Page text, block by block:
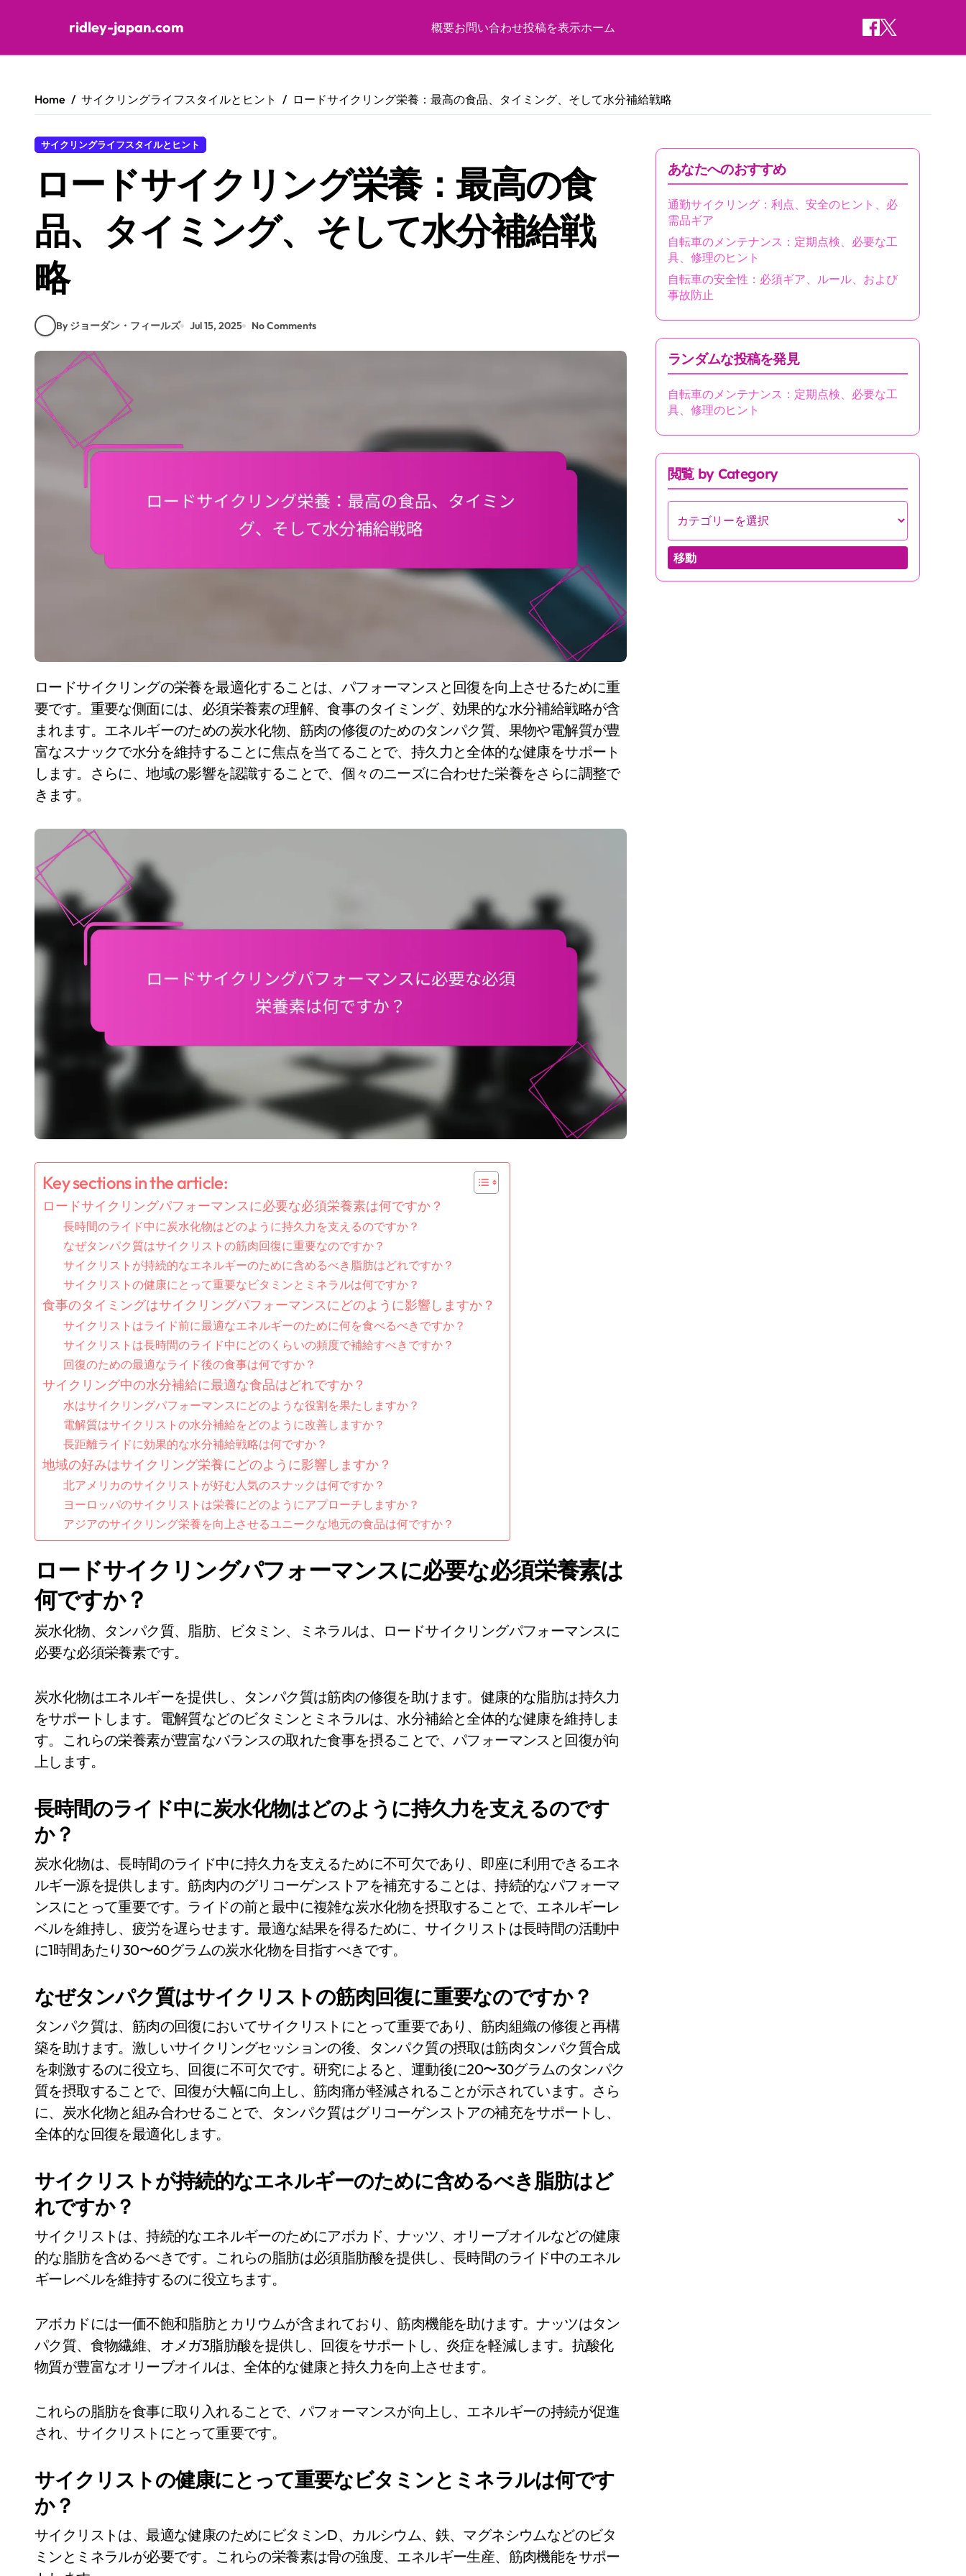
ridley-japan.com 概要お問い合わせ投稿を表示ホーム
Home サイクリングライフスタイルとヒント ロードサイクリング栄養：最高の食品、タイミング、そして水分補給戦略
サイクリングライフスタイルとヒント
ロードサイクリング栄養：最高の食
品、タイミング、そして水分補給戦
略
By ジョーダン・フィールズ Jul 15, 2025 No Comments
ロードサイクリングの栄養を最適化することは、パフォーマンスと回復を向上させるために重
要です。重要な側面には、必須栄養素の理解、食事のタイミング、効果的な水分補給戦略が含
まれます。エネルギーのための炭水化物、筋肉の修復のためのタンパク質、果物や電解質が豊
富なスナックで水分を維持することに焦点を当てることで、持久力と全体的な健康をサポート
します。さらに、地域の影響を認識することで、個々のニーズに合わせた栄養をさらに調整で
きます。
Key sections in the article:
ロードサイクリングパフォーマンスに必要な必須栄養素は何ですか？
長時間のライド中に炭水化物はどのように持久力を支えるのですか？
なぜタンパク質はサイクリストの筋肉回復に重要なのですか？
サイクリストが持続的なエネルギーのために含めるべき脂肪はどれですか？
サイクリストの健康にとって重要なビタミンとミネラルは何ですか？
食事のタイミングはサイクリングパフォーマンスにどのように影響しますか？
サイクリストはライド前に最適なエネルギーのために何を食べるべきですか？
サイクリストは長時間のライド中にどのくらいの頻度で補給すべきですか？
回復のための最適なライド後の食事は何ですか？
サイクリング中の水分補給に最適な食品はどれですか？
水はサイクリングパフォーマンスにどのような役割を果たしますか？
電解質はサイクリストの水分補給をどのように改善しますか？
長距離ライドに効果的な水分補給戦略は何ですか？
地域の好みはサイクリング栄養にどのように影響しますか？
北アメリカのサイクリストが好む人気のスナックは何ですか？
ヨーロッパのサイクリストは栄養にどのようにアプローチしますか？
アジアのサイクリング栄養を向上させるユニークな地元の食品は何ですか？
ロードサイクリングパフォーマンスに必要な必須栄養素は
何ですか？
炭水化物、タンパク質、脂肪、ビタミン、ミネラルは、ロードサイクリングパフォーマンスに
必要な必須栄養素です。
炭水化物はエネルギーを提供し、タンパク質は筋肉の修復を助けます。健康的な脂肪は持久力
をサポートします。電解質などのビタミンとミネラルは、水分補給と全体的な健康を維持しま
す。これらの栄養素が豊富なバランスの取れた食事を摂ることで、パフォーマンスと回復が向
上します。
長時間のライド中に炭水化物はどのように持久力を支えるのです
か？
炭水化物は、長時間のライド中に持久力を支えるために不可欠であり、即座に利用できるエネ
ルギー源を提供します。筋肉内のグリコーゲンストアを補充することは、持続的なパフォーマ
ンスにとって重要です。ライドの前と最中に複雑な炭水化物を摂取することで、エネルギーレ
ベルを維持し、疲労を遅らせます。最適な結果を得るために、サイクリストは長時間の活動中
に1時間あたり30〜60グラムの炭水化物を目指すべきです。
なぜタンパク質はサイクリストの筋肉回復に重要なのですか？
タンパク質は、筋肉の回復においてサイクリストにとって重要であり、筋肉組織の修復と再構
築を助けます。激しいサイクリングセッションの後、タンパク質の摂取は筋肉タンパク質合成
を刺激するのに役立ち、回復に不可欠です。研究によると、運動後に20〜30グラムのタンパク
質を摂取することで、回復が大幅に向上し、筋肉痛が軽減されることが示されています。さら
に、炭水化物と組み合わせることで、タンパク質はグリコーゲンストアの補充をサポートし、
全体的な回復を最適化します。
サイクリストが持続的なエネルギーのために含めるべき脂肪はど
れですか？
サイクリストは、持続的なエネルギーのためにアボカド、ナッツ、オリーブオイルなどの健康
的な脂肪を含めるべきです。これらの脂肪は必須脂肪酸を提供し、長時間のライド中のエネル
ギーレベルを維持するのに役立ちます。
アボカドには一価不飽和脂肪とカリウムが含まれており、筋肉機能を助けます。ナッツはタン
パク質、食物繊維、オメガ3脂肪酸を提供し、回復をサポートし、炎症を軽減します。抗酸化
物質が豊富なオリーブオイルは、全体的な健康と持久力を向上させます。
これらの脂肪を食事に取り入れることで、パフォーマンスが向上し、エネルギーの持続が促進
され、サイクリストにとって重要です。
サイクリストの健康にとって重要なビタミンとミネラルは何です
か？
サイクリストは、最適な健康のためにビタミンD、カルシウム、鉄、マグネシウムなどのビタ
ミンとミネラルが必要です。これらの栄養素は骨の強度、エネルギー生産、筋肉機能をサポー
あなたへのおすすめ
通勤サイクリング：利点、安全のヒント、必
需品ギア
自転車のメンテナンス：定期点検、必要な工
具、修理のヒント
自転車の安全性：必須ギア、ルール、および
事故防止
ランダムな投稿を発見
自転車のメンテナンス：定期点検、必要な工
具、修理のヒント
閲覧 by Category
移動